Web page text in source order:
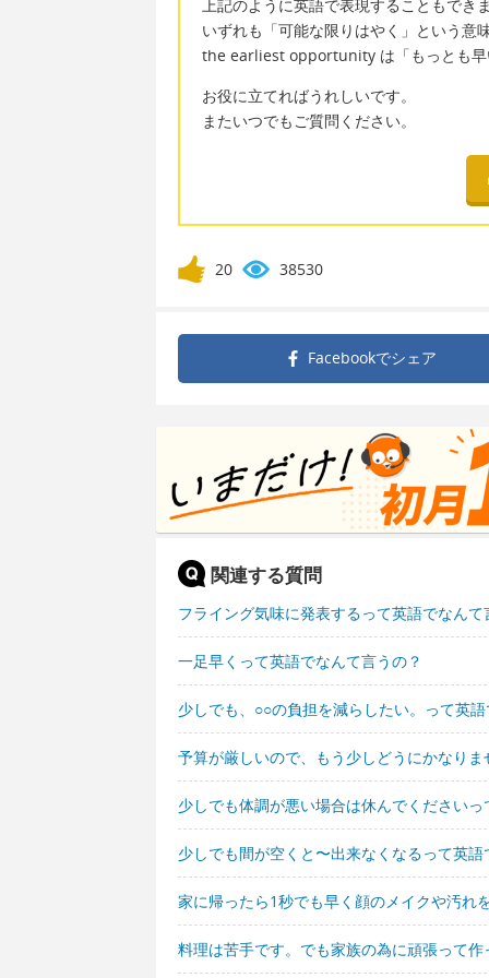
上記のように英語で表現することもでき
いずれも「可能な限りはやく」という意
the earliest opportunity は「もっとも早
お役に立てればうれしいです。
またいつでもご質問ください。
20 38530
Facebookでシェア
関連する質問
フライング気味に発表するって英語でなんて
一足早くって英語でなんて言うの？
少しでも、○○の負担を減らしたい。って英
予算が厳しいので、もう少しどうにかなり
少しでも体調が悪い場合は休んでください
少しでも間が空くと〜出来なくなるって英
家に帰ったら1秒でも早く顔のメイクや汚れ
料理は苦手です。でも家族の為に頑張って